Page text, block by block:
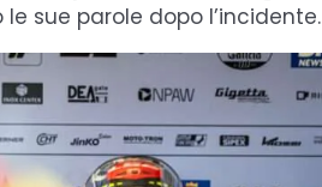
le sue parole dopo l’incidente.